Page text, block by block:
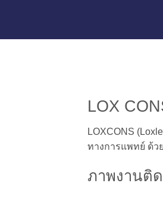
LOX
LOXCONS
ทางการแพทย์ ด้ว
ภาพงานติ